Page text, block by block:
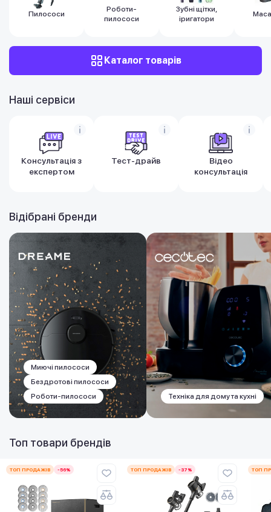
Каталог товарів
Пилососи
Роботи-
пилососи
Зубні щітки,
іригатори
Наші сервіси
Консультація з
експертом
Тест-драйв
Відео
консультація
Відібрані бренди
Роботи-пилососи
Бездротові пилососи
Миючі пилососи
Техніка для дому та кухні
Топ товари брендів
ТОП ПРОДАЖІВ -56% ТОП ПРОДАЖІВ -37% ТОП